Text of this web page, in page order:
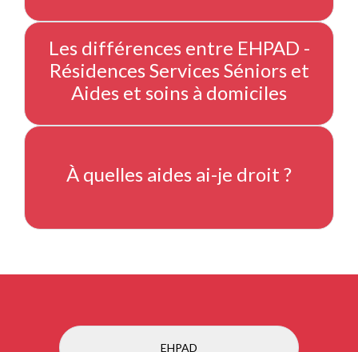
Les différences entre EHPAD -
Résidences Services Séniors et
Aides et soins à domiciles
À quelles aides ai-je droit ?
EHPAD